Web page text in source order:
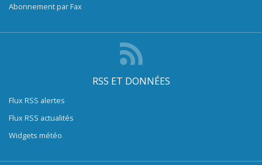
Abonnement par Fax
RSS ET DONNÉES
Flux RSS alertes
Flux RSS actualités
Widgets météo